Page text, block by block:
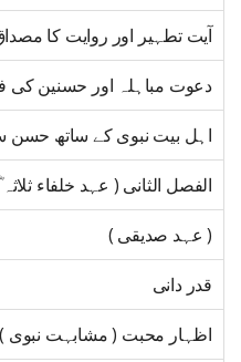
آیت تطہیر اور روایت کا
دعوت مباہلہ اور حسنین کی
اہل بیت نبوی کے ساتھ حسن
الفصل الثانی ( عہد خلفاء
( عہد صدیقی )
قدر دانی
اظہار محبت ( مشابہت نبوی )